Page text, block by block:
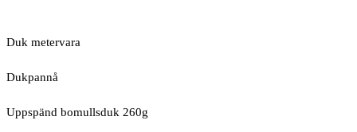
Duk metervara
Dukpannå
Uppspänd bomullsduk 260g